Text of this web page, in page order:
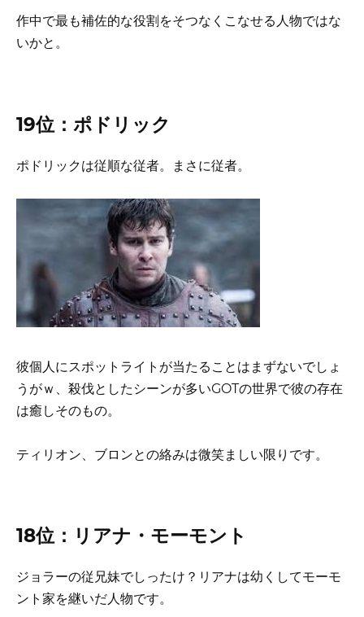
作中で最も補佐的な役割をそつなくこなせる人物ではな
いかと。
19位：ポドリック
ポドリックは従順な従者。まさに従者。
彼個人にスポットライトが当たることはまずないでしょ
うがｗ、殺伐としたシーンが多いGOTの世界で彼の存在
は癒しそのもの。
ティリオン、ブロンとの絡みは微笑ましい限りです。
18位：リアナ・モーモント
ジョラーの従兄妹でしったけ？リアナは幼くしてモーモ
ント家を継いだ人物です。